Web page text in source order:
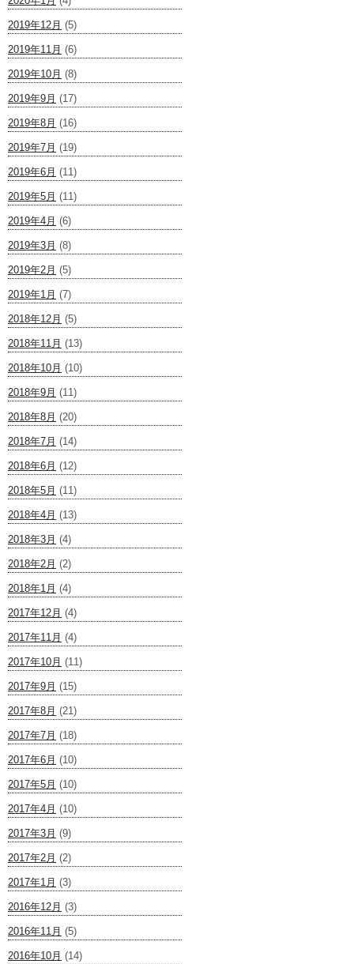
2019年12月 (5)
2019年11月 (6)
2019年10月 (8)
2019年9月 (17)
2019年8月 (16)
2019年7月 (19)
2019年6月 (11)
2019年5月 (11)
2019年4月 (6)
2019年3月 (8)
2019年2月 (5)
2019年1月 (7)
2018年12月 (5)
2018年11月 (13)
2018年10月 (10)
2018年9月 (11)
2018年8月 (20)
2018年7月 (14)
2018年6月 (12)
2018年5月 (11)
2018年4月 (13)
2018年3月 (4)
2018年2月 (2)
2018年1月 (4)
2017年12月 (4)
2017年11月 (4)
2017年10月 (11)
2017年9月 (15)
2017年8月 (21)
2017年7月 (18)
2017年6月 (10)
2017年5月 (10)
2017年4月 (10)
2017年3月 (9)
2017年2月 (2)
2017年1月 (3)
2016年12月 (3)
2016年11月 (5)
2016年10月 (14)